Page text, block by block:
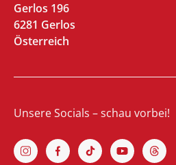
Gerlos 196
6281 Gerlos
Österreich
Unsere Socials – schau vorbei!